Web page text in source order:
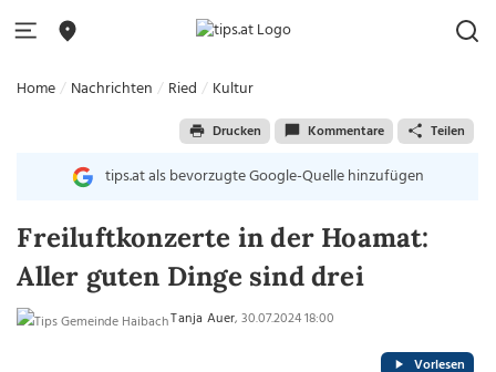
Home Nachrichten Ried Kultur
Drucken Kommentare Teilen
tips.at als bevorzugte Google-Quelle hinzufügen
Freiluftkonzerte in der Hoamat:
Aller guten Dinge sind drei
Tanja Auer, 30.07.2024 18:00
Vorlesen